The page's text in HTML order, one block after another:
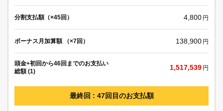
分割支払額（×45回） 4,800 円
ボーナス月加算額 （×7回） 138,900 円
頭金+初回から46回までのお支払い
総額 (1)
1,517,539 円
最終回 : 47回目のお支払額